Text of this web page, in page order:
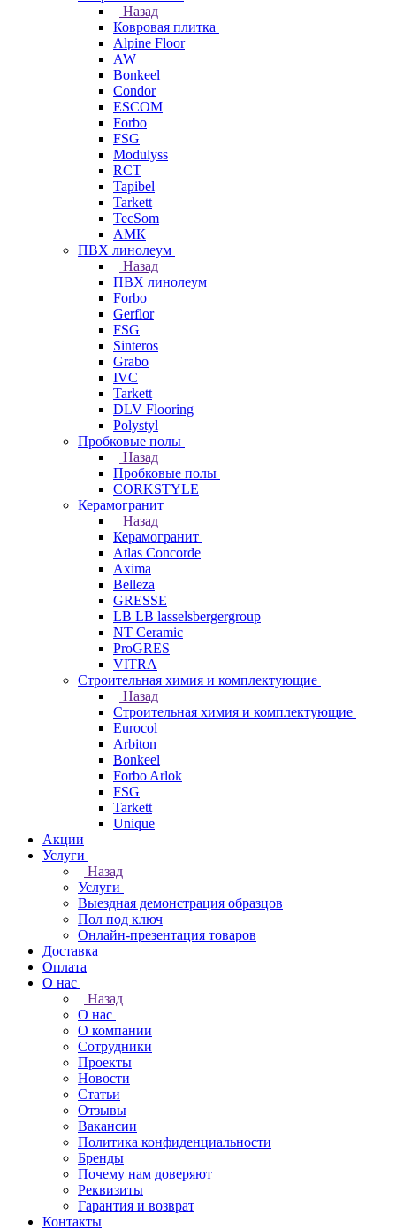
Назад
Ковровая плитка
Alpine Floor
AW
Bonkeel
Condor
ESCOM
Forbo
FSG
Modulyss
RCT
Tapibel
Tarkett
TecSom
АМК
ПВХ линолеум
Назад
ПВХ линолеум
Forbo
Gerflor
FSG
Sinteros
Grabo
IVC
Tarkett
DLV Flooring
Polystyl
Пробковые полы
Назад
Пробковые полы
CORKSTYLE
Керамогранит
Назад
Керамогранит
Atlas Concorde
Axima
Belleza
GRESSE
LB LB lasselsbergergroup
NT Ceramic
ProGRES
VITRA
Строительная химия и комплектующие
Назад
Строительная химия и комплектующие
Eurocol
Arbiton
Bonkeel
Forbo Arlok
FSG
Tarkett
Unique
Акции
Услуги
Назад
Услуги
Выездная демонстрация образцов
Пол под ключ
Онлайн-презентация товаров
Доставка
Оплата
О нас
Назад
О нас
О компании
Сотрудники
Проекты
Новости
Статьи
Отзывы
Вакансии
Политика конфиденциальности
Бренды
Почему нам доверяют
Реквизиты
Гарантия и возврат
Контакты